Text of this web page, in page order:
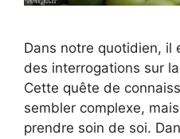
Dans notre quotidien, il
des interrogations sur
Cette quête de
sembler complexe,
prendre soin de soi.